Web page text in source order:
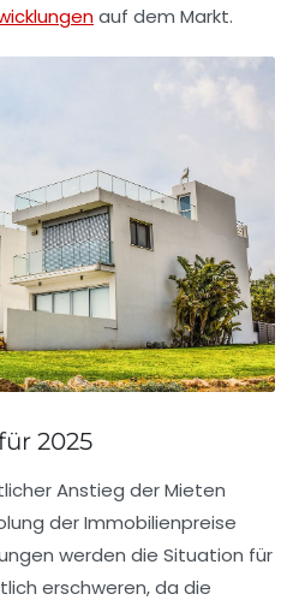
auf dem Markt.
2025
Anstieg der Mieten
der Immobilienpreise
werden die Situation für
erschweren, da die